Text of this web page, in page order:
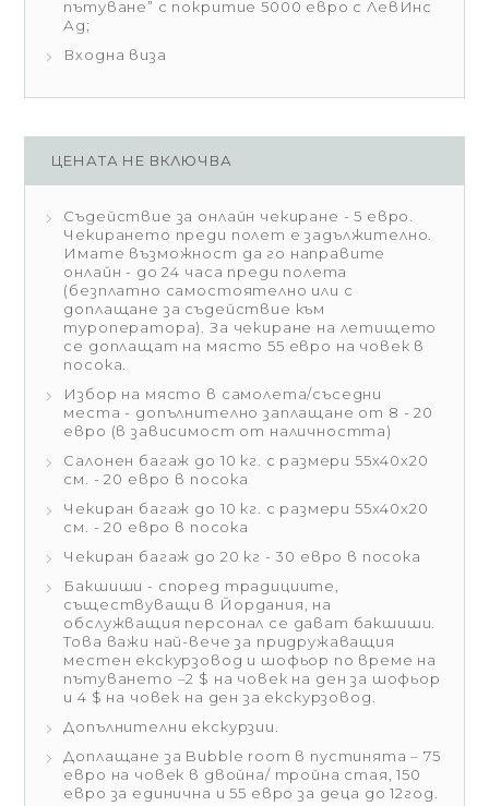
пътуване” с покритие 5000 евро с ЛевИнс
Ад;
Входна виза
ЦЕНАТА НЕ ВКЛЮЧВА
Съдействие за онлайн чекиране - 5 евро.
Чекирането преди полет е задължително.
Имате възможност да го направите
онлайн - до 24 часа преди полета
(безплатно самостоятелно или с
доплащане за съдействие към
туроператора). За чекиране на летището
се доплащат на място 55 евро на човек в
посока.
Избор на място в самолета/съседни
места - допълнително заплащане от 8 - 20
евро (в зависимост от наличността)
Салонен багаж до 10 кг. с размери 55х40х20
см. - 20 евро в посока
Чекиран багаж до 10 кг. с размери 55х40х20
см. - 20 евро в посока
Чекиран багаж до 20 кг - 30 евро в посока
Бакшиши - според традициите,
съществуващи в Йордания, на
обслужващия персонал се дават бакшиши.
Това важи най-вече за придружаващия
местен екскурзовод и шофьор по време на
пътуването –2 $ на човек на ден за шофьор
и 4 $ на човек на ден за екскурзовод.
Допълнителни екскурзии.
Доплащане за Bubble room в пустинята – 75
евро на човек в двойна/ тройна стая, 150
евро за единична и 55 евро за деца до 12год.